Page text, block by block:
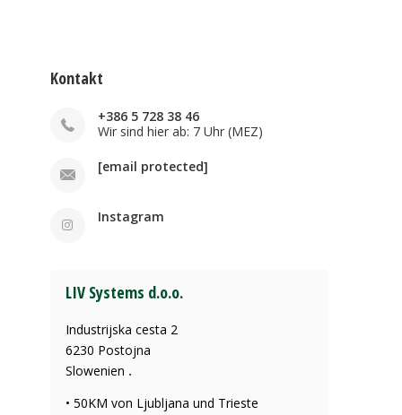
Kontakt
+386 5 728 38 46
Wir sind hier ab: 7 Uhr (MEZ)
[email protected]
Instagram
LIV Systems d.o.o.
Industrijska cesta 2
6230 Postojna
Slowenien .
• 50KM von Ljubljana und Trieste